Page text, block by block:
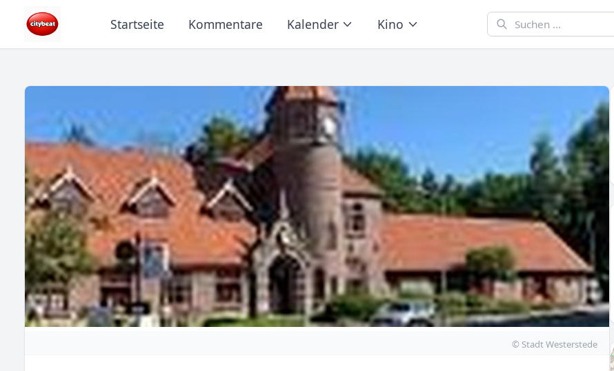
Startseite Kommentare Kalender Kino
© Stadt Westerstede